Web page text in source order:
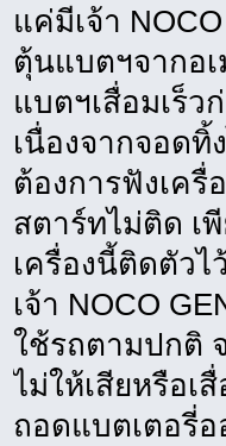
แค่มีเจ้า
ตุ้นแบตฯจากอ
แบตฯเสื่อมเร็
เนื่องจากจอดทิ้
ต้องการฟังเครื่
สตาร์ทไม่ติด เ
เครื่องนี้ติดตัว
เจ้า NOCO
ใช้รถตามปกติ
ไม่ให้เสียหรือเ
ถอดแบตเตอรี่